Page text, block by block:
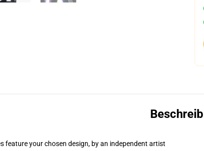
feature your chosen design, by an independent artist